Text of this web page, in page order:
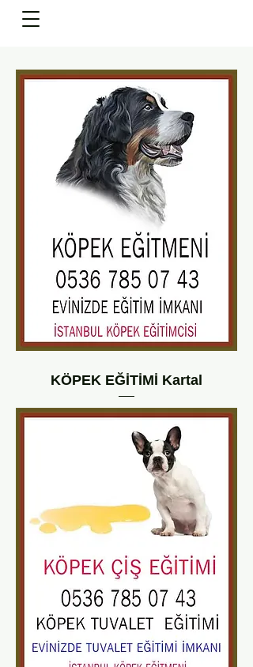
KÖPEK EĞİTİMİ Kartal